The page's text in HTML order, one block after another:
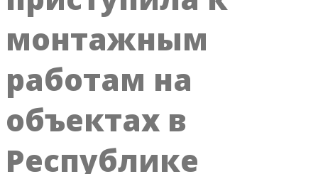
монтажным
работам на
объектах в
Республике